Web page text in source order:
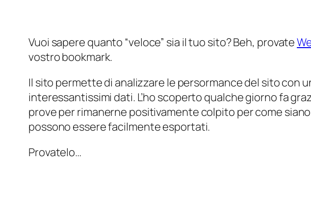
Vuoi sapere quanto “veloce” sia il tuo sito? Beh, provate
vostro bookmark.
Il sito permette di analizzare le persormance del sito con
interessantissimi dati. L’ho scoperto qualche giorno fa
prove per rimanerne positivamente colpito per come
possono essere facilmente esportati.
Provatelo…